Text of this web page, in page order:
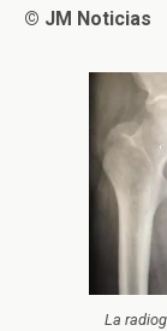
© JM Noticias
La